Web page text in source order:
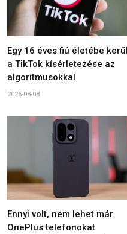
Egy 16 éves fiú életébe
a TikTok kísérletezése az
algoritmusokkal
2026-08-08
Ennyi volt, nem lehet már
OnePlus telefonokat